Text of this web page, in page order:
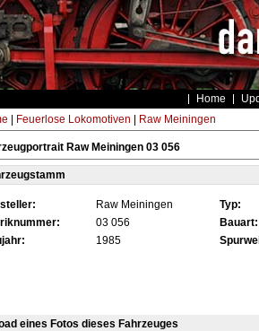
Home
Feuerlose Lokomotiven Raw Meiningen
Raw Meiningen 03 056
Raw Meiningen Typ:
03 056 Bauart:
1985
eines Fotos dieses Fahrzeuges